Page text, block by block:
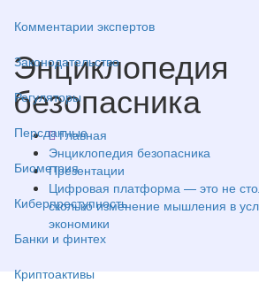
Комментарии экспертов
Законодательство
Регуляторы
Персданные
Биометрия
Киберпреступность
Банки и финтех
Криптоактивы
Энциклопедия
безопасника
Главная
Энциклопедия безопасника
Презентации
Цифровая платформа — это не
сколько изменение мышления в
экономики